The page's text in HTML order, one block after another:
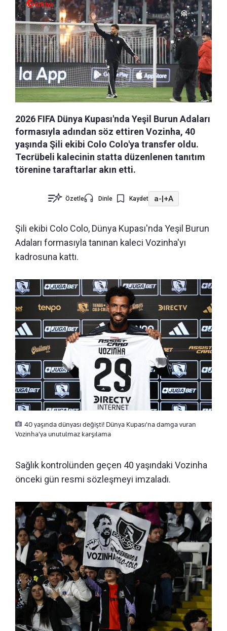
2026 FIFA Dünya Kupası'nda Yeşil Burun Adaları
formasıyla adından söz ettiren Vozinha, 40
yaşında Şili ekibi Colo Colo'ya transfer oldu.
Tecrübeli kalecinin statta düzenlenen tanıtım
törenine taraftarlar akın etti.
Özetle Dinle Kaydet a-|+A
Şili ekibi Colo Colo, Dünya Kupası'nda Yeşil Burun
Adaları formasıyla tanınan kaleci Vozinha'yı
kadrosuna kattı.
40 yaşında dünyası değişti! Dünya Kupası'na damga vuran
Vozinha'ya unutulmaz karşılama
Sağlık kontrolünden geçen 40 yaşındaki Vozinha
önceki gün resmi sözleşmeyi imzaladı.